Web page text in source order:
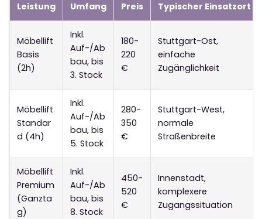
Leistung Umfang Preis Typischer Einsatzort
Möbellift
Basis
(2h)
Inkl.
Auf-/Ab
bau, bis
3. Stock
180-
220
€
Stuttgart-Ost,
einfache
Zugänglichkeit
Möbellift
Standar
d (4h)
Inkl.
Auf-/Ab
bau, bis
5. Stock
280-
350
€
Stuttgart-West,
normale
Straßenbreite
Möbellift
Premium
(Ganzta
g)
Inkl.
Auf-/Ab
bau, bis
8. Stock
450-
520
€
Innenstadt,
komplexere
Zugangssituation